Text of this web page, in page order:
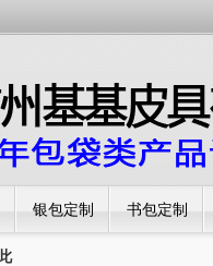
银包定制 书包定制